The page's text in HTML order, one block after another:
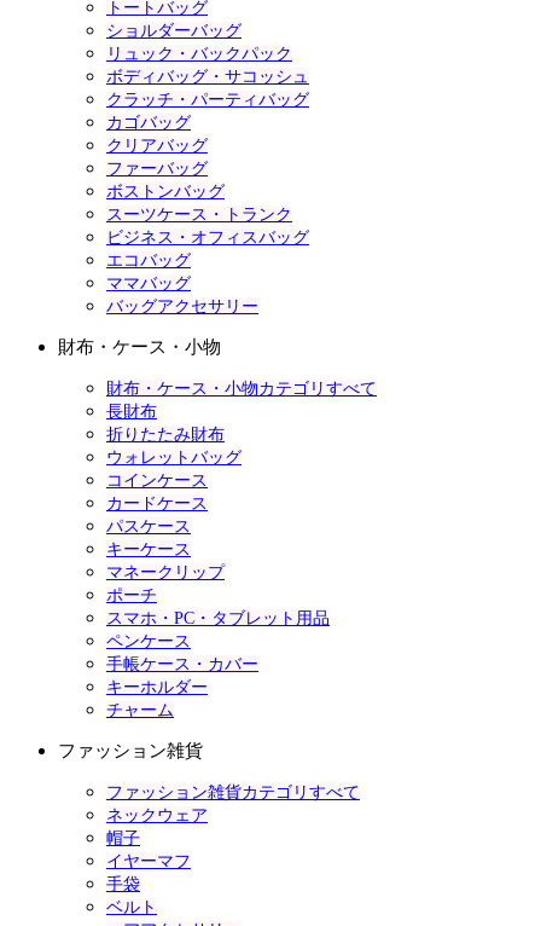
トートバッグ
ショルダーバッグ
リュック・バックパック
ボディバッグ・サコッシュ
クラッチ・パーティバッグ
カゴバッグ
クリアバッグ
ファーバッグ
ボストンバッグ
スーツケース・トランク
ビジネス・オフィスバッグ
エコバッグ
ママバッグ
バッグアクセサリー
財布・ケース・小物
財布・ケース・小物カテゴリすべて
長財布
折りたたみ財布
ウォレットバッグ
コインケース
カードケース
パスケース
キーケース
マネークリップ
ポーチ
スマホ・PC・タブレット用品
ペンケース
手帳ケース・カバー
キーホルダー
チャーム
ファッション雑貨
ファッション雑貨カテゴリすべて
ネックウェア
帽子
イヤーマフ
手袋
ベルト